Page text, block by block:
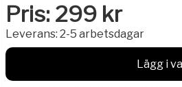
Pris: 299 kr
Leverans: 2-5 arbetsdagar
Lägg i